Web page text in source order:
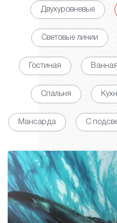
Двухуровневые
Световые линии
Гостиная Ванная
Спальня
Мансарда С